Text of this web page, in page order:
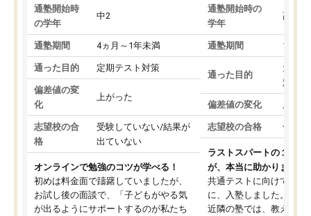
通塾開始時
の学年
中2
通塾期間 4ヵ月～1年未満
通った目的 定期テスト対策
偏差値の変
化
上がった
志望校の合
格
受験していない/結果が
出ていない
オンラインで勉強のコツが学べる！
初めは料金面で躊躇していましたが、
お試し後の面談で、「子どもがやる気
が出るようにサポートするのが私たち
通塾開始時の
学年
高3
通塾期間 1～3
通った目的
大学
対策
偏差値の変化
志望校の合格 合格
ラストスパートの１か月
が、本当に助かりました
共通テストに向けての追
に、入塾しました。田舎
近隣の塾では、教えても